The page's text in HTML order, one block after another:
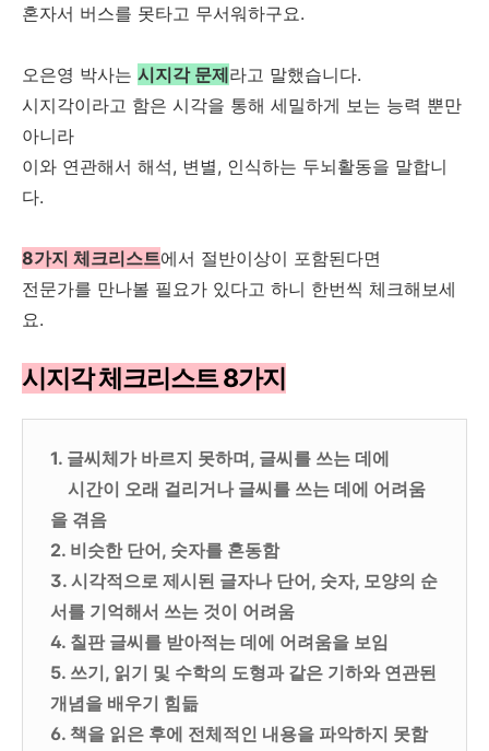
혼자서 버스를 못타고 무서워하구요.
오은영 박사는 시지각 문제라고 말했습니다.
시지각이라고 함은 시각을 통해 세밀하게 보는 능력 뿐만
아니라
이와 연관해서 해석, 변별, 인식하는 두뇌활동을 말합니
다.
8가지 체크리스트에서 절반이상이 포함된다면
전문가를 만나볼 필요가 있다고 하니 한번씩 체크해보세
요.
시지각 체크리스트 8가지
1. 글씨체가 바르지 못하며, 글씨를 쓰는 데에
시간이 오래 걸리거나 글씨를 쓰는 데에 어려움
을 겪음
2. 비슷한 단어, 숫자를 혼동함
3. 시각적으로 제시된 글자나 단어, 숫자, 모양의 순
서를 기억해서 쓰는 것이 어려움
4. 칠판 글씨를 받아적는 데에 어려움을 보임
5. 쓰기, 읽기 및 수학의 도형과 같은 기하와 연관된
개념을 배우기 힘듦
6. 책을 읽은 후에 전체적인 내용을 파악하지 못함